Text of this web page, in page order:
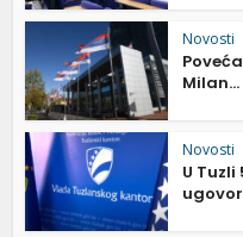
Novosti
Milan...
Novosti
U